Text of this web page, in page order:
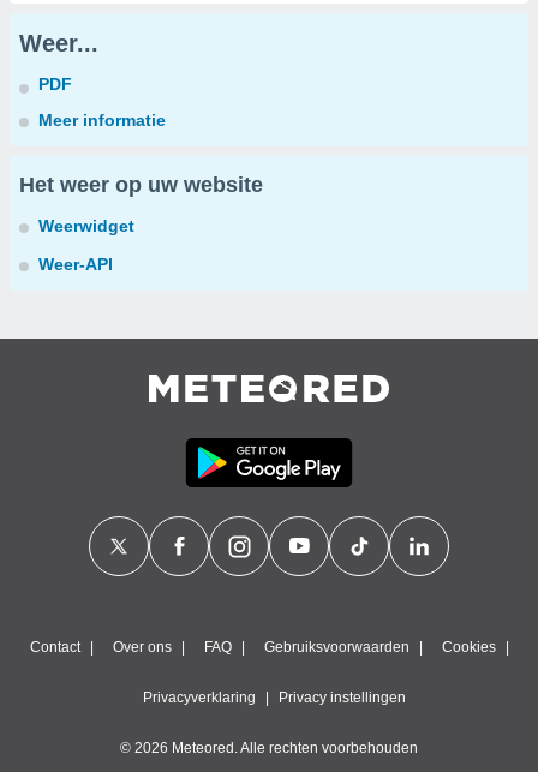
Weer...
PDF
Meer informatie
Het weer op uw website
Weerwidget
Weer-API
Contact Over ons FAQ Gebruiksvoorwaarden Cookies
Privacyverklaring Privacy instellingen
© 2026 Meteored. Alle rechten voorbehouden